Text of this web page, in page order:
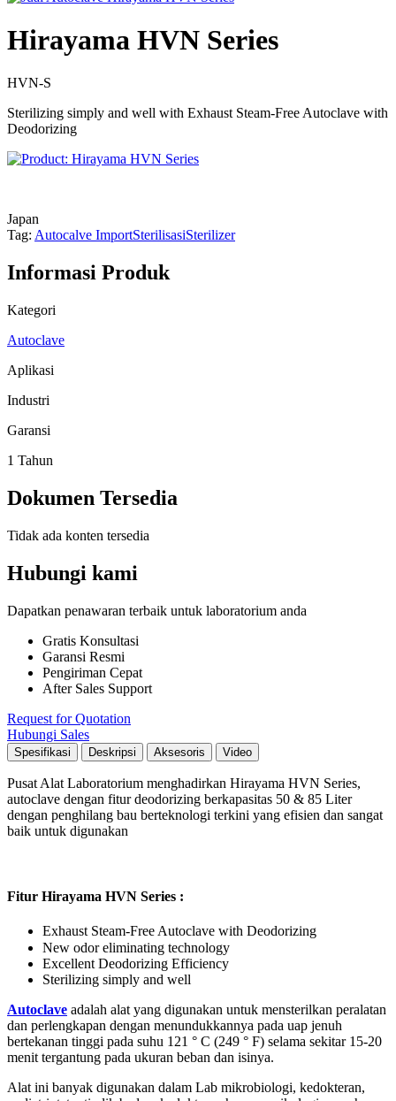
Hirayama HVN Series
HVN-S
Sterilizing simply and well with Exhaust Steam-Free Autoclave with
Deodorizing
Japan
Tag: Autocalve ImportSterilisasiSterilizer
Informasi Produk
Kategori
Autoclave
Aplikasi
Industri
Garansi
1 Tahun
Dokumen Tersedia
Tidak ada konten tersedia
Hubungi kami
Dapatkan penawaran terbaik untuk laboratorium anda
Gratis Konsultasi
Garansi Resmi
Pengiriman Cepat
After Sales Support
Request for Quotation
Hubungi Sales
Spesifikasi Deskripsi Aksesoris Video
Pusat Alat Laboratorium menghadirkan Hirayama HVN Series,
autoclave dengan fitur deodorizing berkapasitas 50 & 85 Liter
dengan penghilang bau berteknologi terkini yang efisien dan sangat
baik untuk digunakan
Fitur Hirayama HVN Series :
Exhaust Steam-Free Autoclave with Deodorizing
New odor eliminating technology
Excellent Deodorizing Efficiency
Sterilizing simply and well
Autoclave adalah alat yang digunakan untuk mensterilkan peralatan
dan perlengkapan dengan menundukkannya pada uap jenuh
bertekanan tinggi pada suhu 121 ° C (249 ° F) selama sekitar 15-20
menit tergantung pada ukuran beban dan isinya.
Alat ini banyak digunakan dalam Lab mikrobiologi, kedokteran,